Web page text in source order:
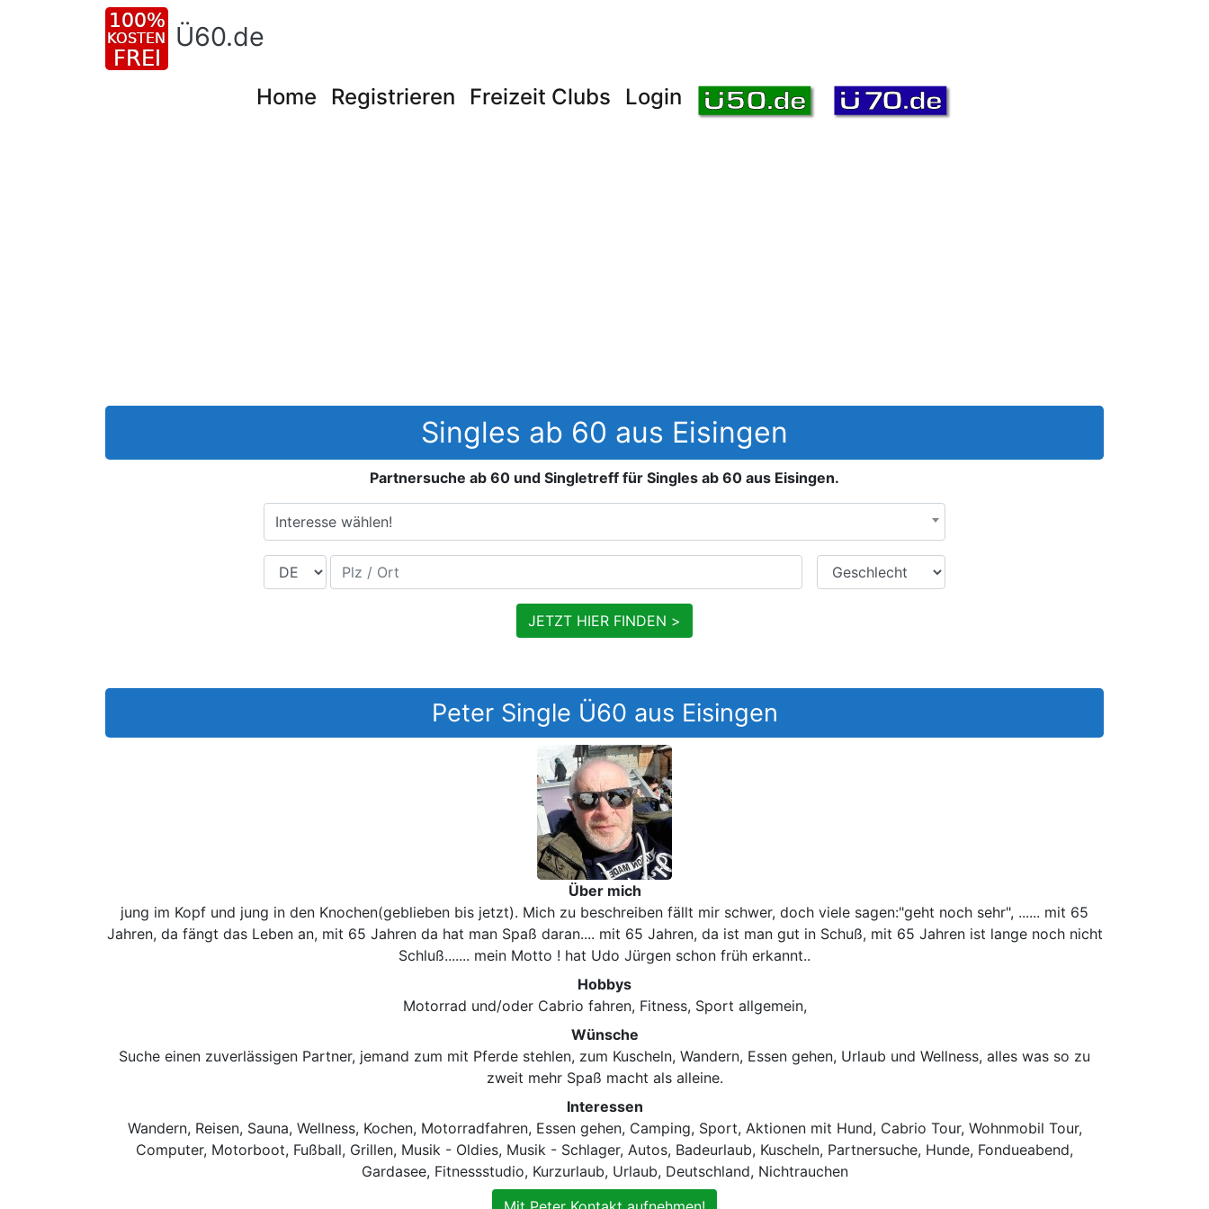
Ü60.de
Home Registrieren Freizeit Clubs Login
Singles ab 60 aus Eisingen
Partnersuche ab 60 und Singletreff für Singles ab 60 aus Eisingen.
Interesse wählen!
Land Plz / Ort Geschlecht
JETZT HIER FINDEN >
Peter Single Ü60 aus Eisingen
Über mich
jung im Kopf und jung in den Knochen(geblieben bis jetzt). Mich zu beschreiben fällt mir schwer, doch viele sagen:"geht noch sehr", ...... mit 65
Jahren, da fängt das Leben an, mit 65 Jahren da hat man Spaß daran.... mit 65 Jahren, da ist man gut in Schuß, mit 65 Jahren ist lange noch nicht
Schluß....... mein Motto ! hat Udo Jürgen schon früh erkannt..
Hobbys
Motorrad und/oder Cabrio fahren, Fitness, Sport allgemein,
Wünsche
Suche einen zuverlässigen Partner, jemand zum mit Pferde stehlen, zum Kuscheln, Wandern, Essen gehen, Urlaub und Wellness, alles was so zu
zweit mehr Spaß macht als alleine.
Interessen
Wandern, Reisen, Sauna, Wellness, Kochen, Motorradfahren, Essen gehen, Camping, Sport, Aktionen mit Hund, Cabrio Tour, Wohnmobil Tour,
Computer, Motorboot, Fußball, Grillen, Musik - Oldies, Musik - Schlager, Autos, Badeurlaub, Kuscheln, Partnersuche, Hunde, Fondueabend,
Gardasee, Fitnessstudio, Kurzurlaub, Urlaub, Deutschland, Nichtrauchen